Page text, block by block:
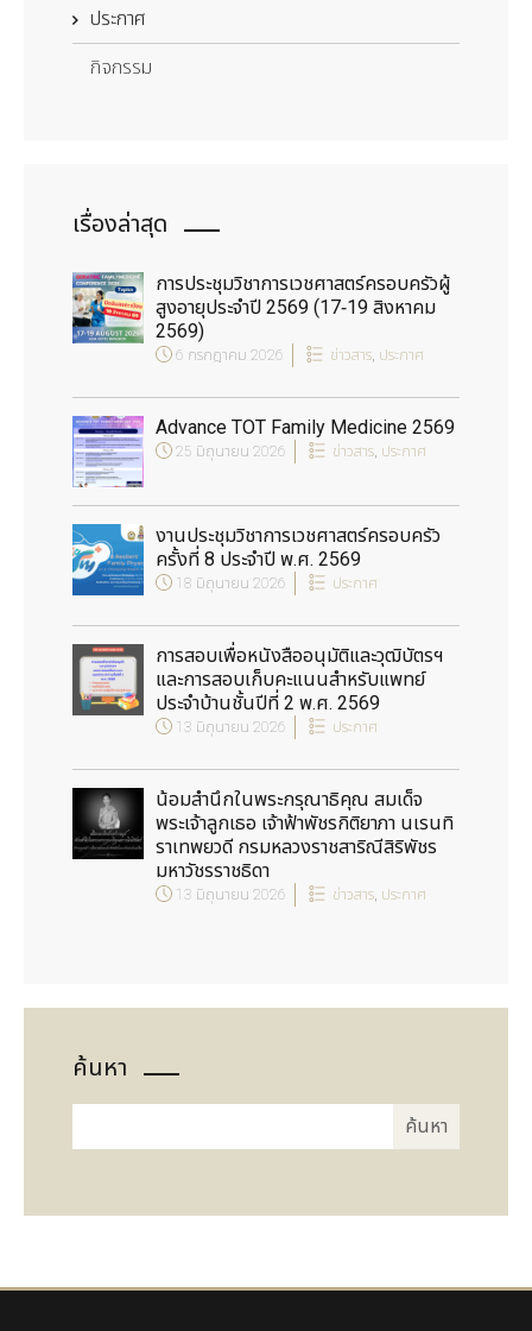
ประกาศ
กิจกรรม
เรื่องล่าสุด
การประชุมวิชาการเวชศาสตร์ครอบครัวผู้
สูงอายุประจำปี 2569 (17-19 สิงหาคม
2569)
6 กรกฎาคม 2026 ข่าวสาร, ประกาศ
Advance TOT Family Medicine 2569
25 มิถุนายน 2026 ข่าวสาร, ประกาศ
งานประชุมวิชาการเวชศาสตร์ครอบครัว
ครั้งที่ 8 ประจำปี พ.ศ. 2569
18 มิถุนายน 2026 ประกาศ
การสอบเพื่อหนังสืออนุมัติและวุฒิบัตรฯ
และการสอบเก็บคะแนนสำหรับแพทย์
ประจำบ้านชั้นปีที่ 2 พ.ศ. 2569
13 มิถุนายน 2026 ประกาศ
น้อมสำนึกในพระกรุณาธิคุณ สมเด็จ
พระเจ้าลูกเธอ เจ้าฟ้าพัชรกิติยาภา นเรนทิ
ราเทพยวดี กรมหลวงราชสาริณีสิริพัชร
มหาวัชรราชธิดา
13 มิถุนายน 2026 ข่าวสาร, ประกาศ
ค้นหา